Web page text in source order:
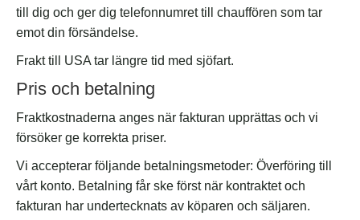
till dig och ger dig telefonnumret till chauffören som tar
emot din försändelse.
Frakt till USA tar längre tid med sjöfart.
Pris och betalning
Fraktkostnaderna anges när fakturan upprättas och vi
försöker ge korrekta priser.
Vi accepterar följande betalningsmetoder: Överföring till
vårt konto. Betalning får ske först när kontraktet och
fakturan har undertecknats av köparen och säljaren.